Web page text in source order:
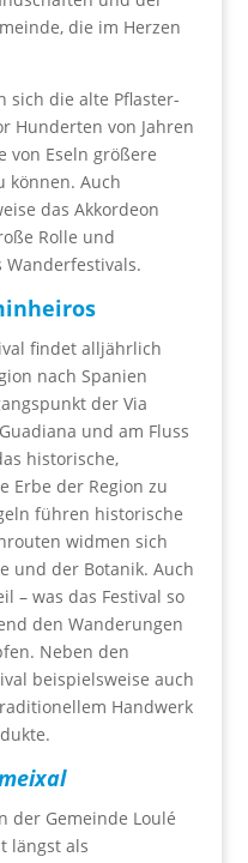
die im Herzen
sich die alte Pflaster-
Hunderten von Jahren
von Eseln größere
können. Auch
das Akkordeon
Rolle und
Wanderfestivals.
findet alljährlich
nach Spanien
der Via
und am Fluss
historische,
Erbe der Region zu
führen historische
widmen sich
und der Botanik. Auch
– was das Festival so
den Wanderungen
Neben den
beispielsweise auch
Handwerk
der Gemeinde Loulé
längst als